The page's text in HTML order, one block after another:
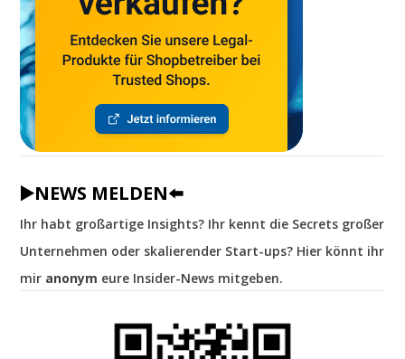
▶️NEWS MELDEN⬅️
Ihr habt großartige Insights? Ihr kennt die Secrets großer
Unternehmen oder skalierender Start-ups? Hier könnt ihr
mir anonym eure Insider-News mitgeben.